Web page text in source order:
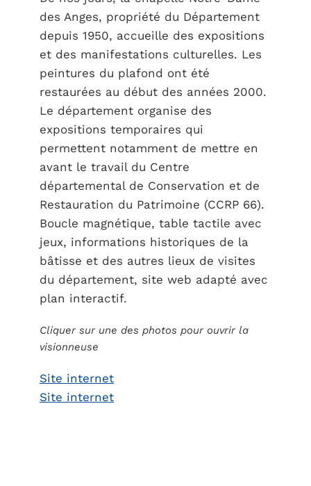
des Anges, propriété du Département
depuis 1950, accueille des expositions
et des manifestations culturelles. Les
peintures du plafond ont été
restaurées au début des années 2000.
Le département organise des
expositions temporaires qui
permettent notamment de mettre en
avant le travail du Centre
départemental de Conservation et de
Restauration du Patrimoine (CCRP 66).
Boucle magnétique, table tactile avec
jeux, informations historiques de la
bâtisse et des autres lieux de visites
du département, site web adapté avec
plan interactif.
Cliquer sur une des photos pour ouvrir la
visionneuse
Site internet
Site internet